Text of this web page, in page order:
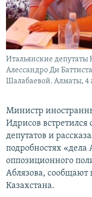
Итальянские депутаты
Алессандро Ди
Шалабаевой. Алматы, 4
Министр
Идрисов встретился
депутатов и
подробностях
оппозиционного
Аблязова,
Казахстана.